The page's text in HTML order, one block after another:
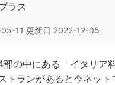
ラス
11 更新日 2022-12-05
の中にある「イタリア
トランがあると今ネッ